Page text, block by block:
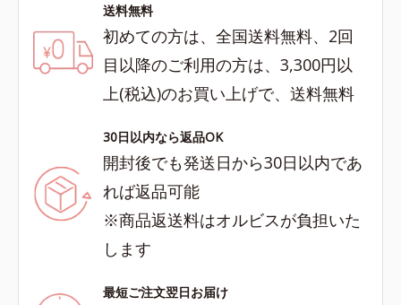
送料無料
初めての方は、全国送料無料、2回
目以降のご利用の方は、3,300円以
上(税込)のお買い上げで、送料無料
30日以内なら返品OK
開封後でも発送日から30日以内であ
れば返品可能
※商品返送料はオルビスが負担いた
します
最短ご注文翌日お届け